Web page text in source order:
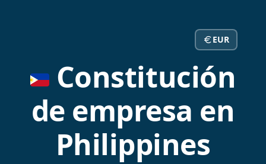
EUR
Constitución
de empresa en
Philippines